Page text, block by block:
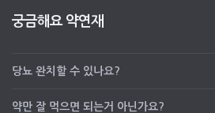
궁금해요 약연재
당뇨 완치할 수 있나요?
약만 잘 먹으면 되는거 아닌가요?